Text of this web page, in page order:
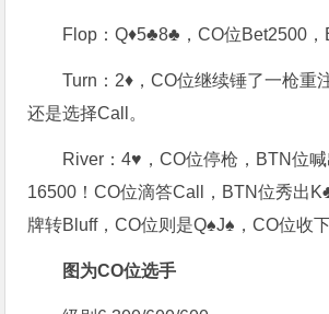
Flop：Q♦️5♣️8♣️，CO位Bet2500，
Turn：2♦️，CO位继续锤了一枪重
还是选择Call。
River：4♥️，CO位停枪，BTN位
16500！CO位滴答Call，BTN位秀出
牌转Bluff，CO位则是Q♠️J♠️，CO位收下
图为CO位选手